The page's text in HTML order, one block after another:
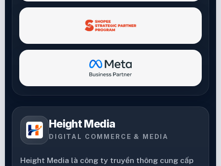
Height Media
DIGITAL COMMERCE & MEDIA
Height Media là công ty truyền thông cung cấp